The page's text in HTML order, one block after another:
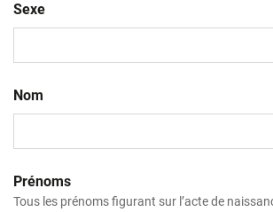
Sexe
Nom
Prénoms
Tous les prénoms figurant sur l’acte de